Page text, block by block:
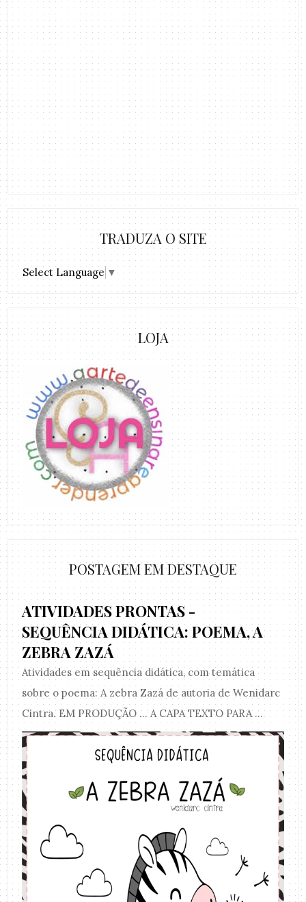
TRADUZA O SITE
Select Language ▼
LOJA
POSTAGEM EM DESTAQUE
ATIVIDADES PRONTAS -
SEQUÊNCIA DIDÁTICA: POEMA, A
ZEBRA ZAZÁ
Atividades em sequência didática, com temática
sobre o poema: A zebra Zazá de autoria de Wenidarc
Cintra. EM PRODUÇÃO ... A CAPA TEXTO PARA ...